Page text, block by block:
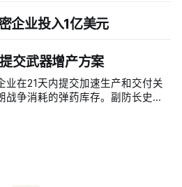
企业投入1亿美元
交武器增产方案
业在21天内提交加速生产和交付关
战争消耗的弹药库存。副防长史蒂